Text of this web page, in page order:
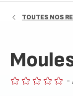
TOUTES NOS
-